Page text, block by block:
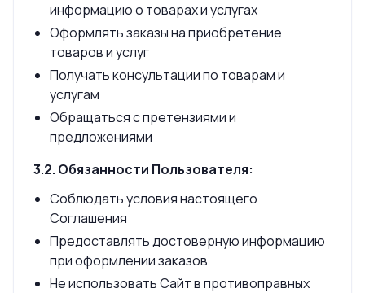
информацию о товарах и услугах
Оформлять заказы на приобретение
товаров и услуг
Получать консультации по товарам и
услугам
Обращаться с претензиями и
предложениями
3.2. Обязанности Пользователя:
Соблюдать условия настоящего
Соглашения
Предоставлять достоверную информацию
при оформлении заказов
Не использовать Сайт в противоправных